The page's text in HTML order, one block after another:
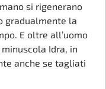
si rigenerano
gradualmente la
E oltre all’uomo
Idra, in
anche se tagliati